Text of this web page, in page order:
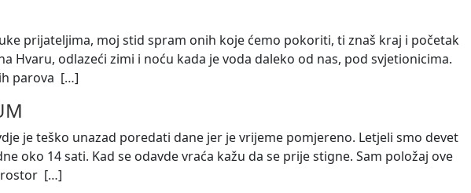
prijateljima, moj stid spram onih koje ćemo pokoriti, ti znaš kraj i početak
Hvaru, odlazeći zimi i noću kada je voda daleko od nas, pod svjetionicima.
parova […]
je teško unazad poredati dane jer je vrijeme pomjereno. Letjeli smo devet
oko 14 sati. Kad se odavde vraća kažu da se prije stigne. Sam položaj ove
[…]